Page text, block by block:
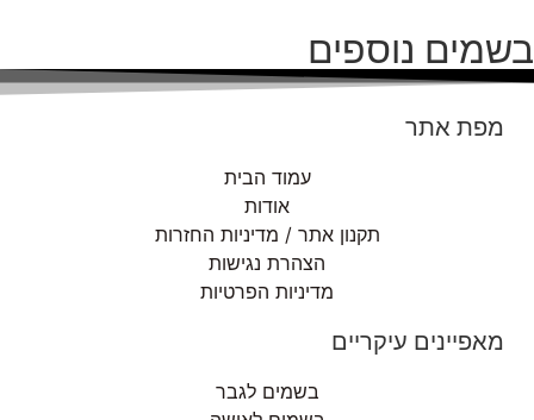
בשמים נוספים
מפת אתר
עמוד הבית
אודות
תקנון אתר / מדיניות החזרות
הצהרת נגישות
מדיניות הפרטיות
מאפיינים עיקריים
בשמים לגבר